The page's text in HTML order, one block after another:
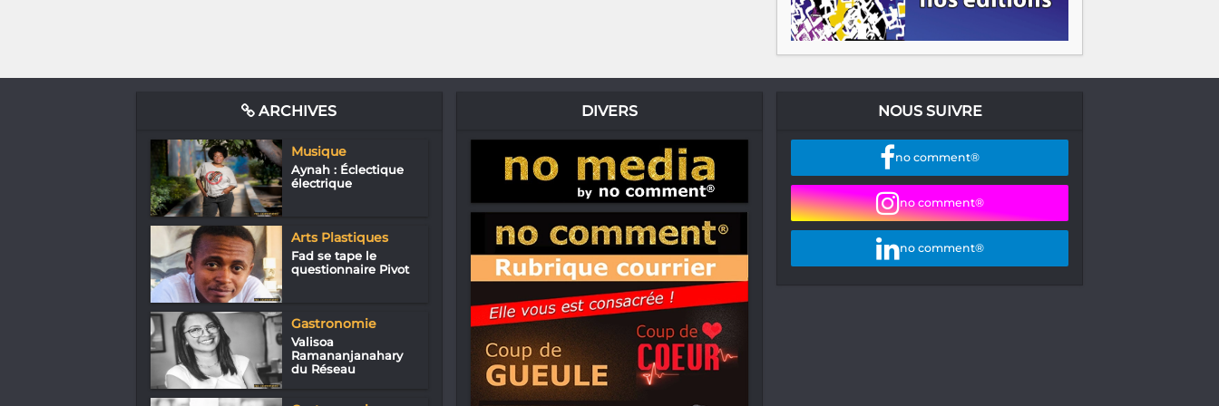
ARCHIVES
Musique
Aynah : Éclectique
électrique
Arts Plastiques
Fad se tape le
questionnaire Pivot
Gastronomie
Valisoa
Ramananjanahary
du Réseau
DIVERS NOUS SUIVRE
no comment®
no comment®
no comment®